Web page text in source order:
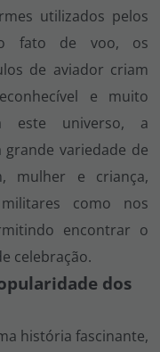
utilizados pelos
fato de voo, os
de aviador criam
e muito
este universo, a
grande variedade de
mulher e criança,
como nos
encontrar o
celebração.
dos
história fascinante,